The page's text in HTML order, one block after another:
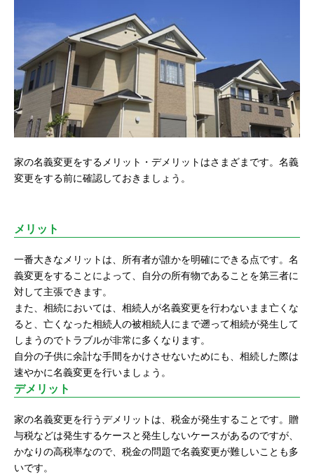
家の名義変更をするメリット・デメリットはさまざまです。名義
変更をする前に確認しておきましょう。
メリット
一番大きなメリットは、所有者が誰かを明確にできる点です。名
義変更をすることによって、自分の所有物であることを第三者に
対して主張できます。
また、相続においては、相続人が名義変更を行わないまま亡くな
ると、亡くなった相続人の被相続人にまで遡って相続が発生して
しまうのでトラブルが非常に多くなります。
自分の子供に余計な手間をかけさせないためにも、相続した際は
速やかに名義変更を行いましょう。
デメリット
家の名義変更を行うデメリットは、税金が発生することです。贈
与税などは発生するケースと発生しないケースがあるのですが、
かなりの高税率なので、税金の問題で名義変更が難しいことも多
いです。